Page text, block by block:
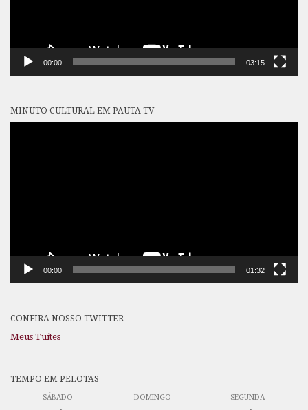
00:00 03:15
MINUTO CULTURAL EM PAUTA TV
00:00 01:32
CONFIRA NOSSO TWITTER
Meus Tuítes
TEMPO EM PELOTAS
SÁBADO DOMINGO SEGUNDA